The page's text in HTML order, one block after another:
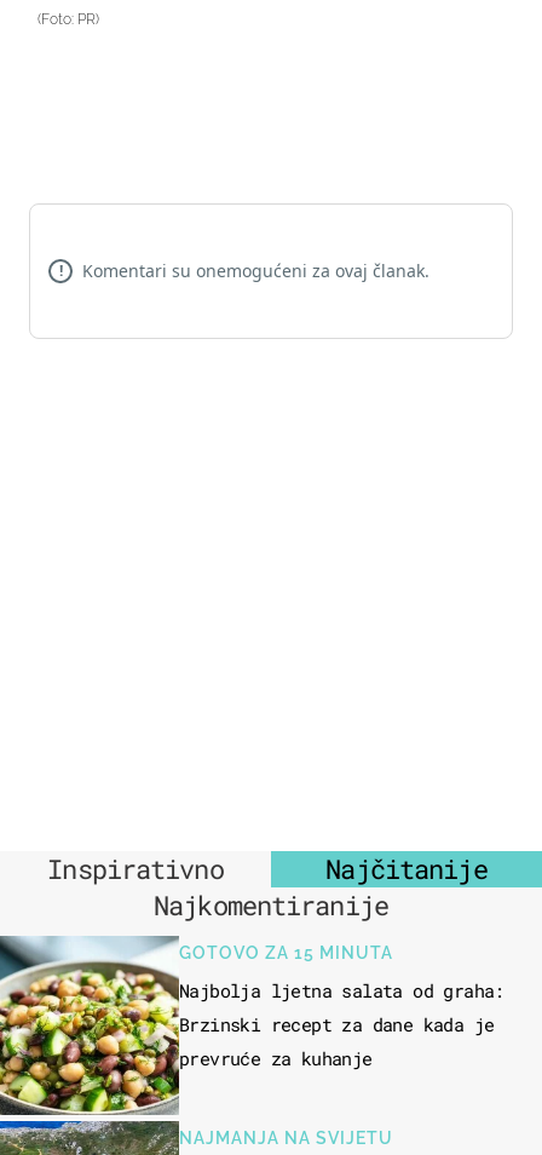
(Foto: PR)
! Komentari su onemogućeni za ovaj članak.
Inspirativno
Najčitanije
Najkomentiranije
GOTOVO ZA 15 MINUTA
Najbolja ljetna salata od graha:
Brzinski recept za dane kada je
prevruće za kuhanje
NAJMANJA NA SVIJETU